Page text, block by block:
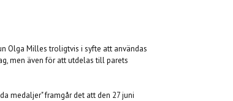
Olga Milles troligtvis i syfte att användas
men även för att utdelas till parets
medaljer" framgår det att den 27 juni